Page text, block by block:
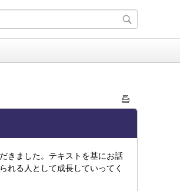
きました。テキストを基にお話
れる人として成長していってく